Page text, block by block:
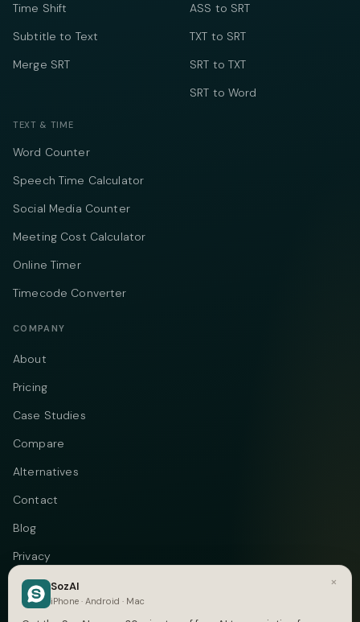
Time Shift
Subtitle to Text
Merge SRT
ASS to SRT
TXT to SRT
SRT to TXT
SRT to Word
TEXT & TIME
Word Counter
Speech Time Calculator
Social Media Counter
Meeting Cost Calculator
Online Timer
Timecode Converter
COMPANY
About
Pricing
Case Studies
Compare
Alternatives
Contact
Blog
Privacy
Terms
DMCA
×
SozAI
iPhone · Android · Mac